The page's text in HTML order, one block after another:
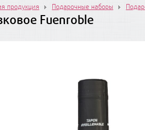
продукция Подарочные наборы
Fuenroble